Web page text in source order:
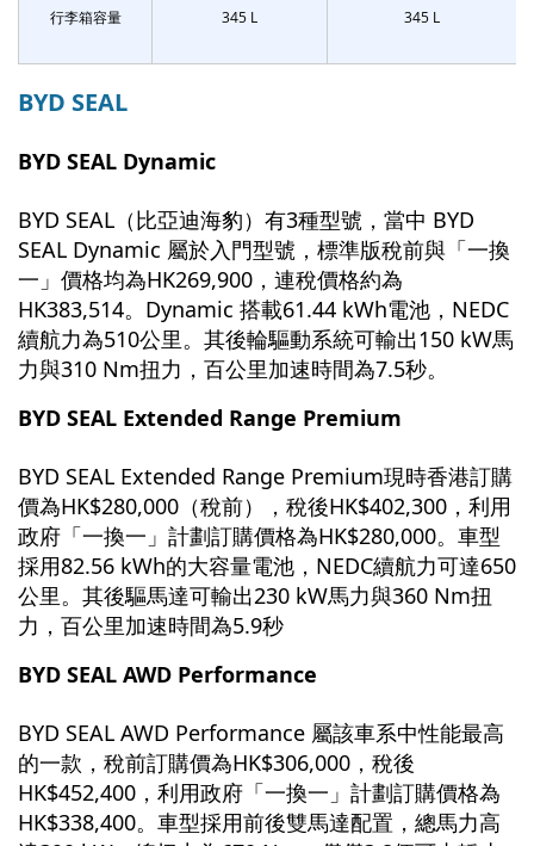
行李箱容量 345 L 345 L
BYD SEAL
BYD SEAL Dynamic
BYD SEAL（比亞迪海豹）有3種型號，當中 BYD
SEAL Dynamic 屬於入門型號，標準版稅前與「一換
一」價格均為HK269,900，連稅價格約為
HK383,514。Dynamic 搭載61.44 kWh電池，NEDC
續航力為510公里。其後輪驅動系統可輸出150 kW馬
力與310 Nm扭力，百公里加速時間為7.5秒。
BYD SEAL Extended Range Premium
BYD SEAL Extended Range Premium現時香港訂購
價為HK$280,000（稅前），稅後HK$402,300，利用
政府「一換一」計劃訂購價格為HK$280,000。車型
採用82.56 kWh的大容量電池，NEDC續航力可達650
公里。其後驅馬達可輸出230 kW馬力與360 Nm扭
力，百公里加速時間為5.9秒
BYD SEAL AWD Performance
BYD SEAL AWD Performance 屬該車系中性能最高
的一款，稅前訂購價為HK$306,000，稅後
HK$452,400，利用政府「一換一」計劃訂購價格為
HK$338,400。車型採用前後雙馬達配置，總馬力高